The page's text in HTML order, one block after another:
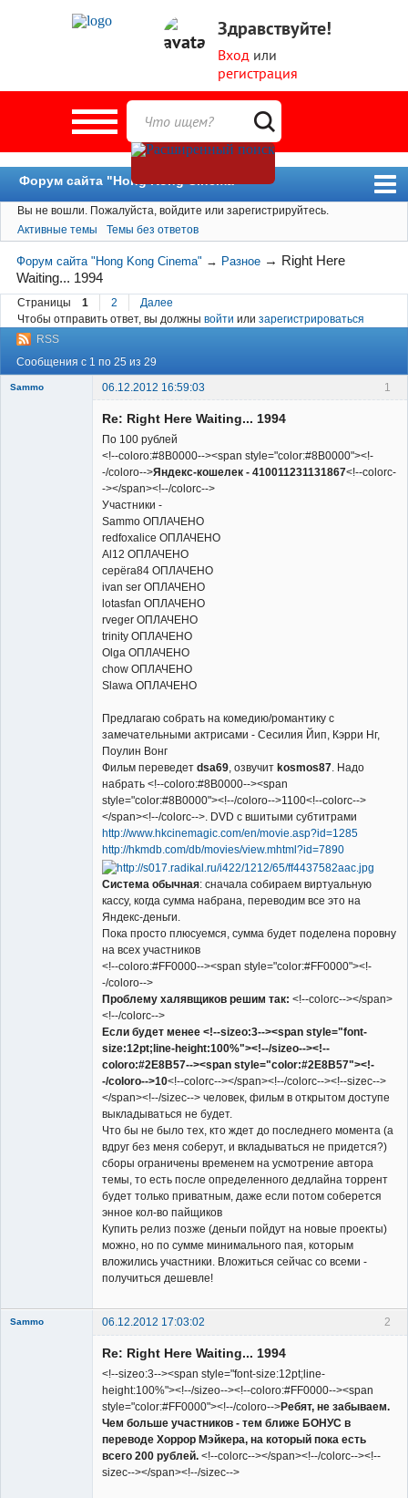
Здравствуйте!
Вход или
регистрация
Форум сайта "Hong Kong Cinema"
Форум
Новости
Пользователи
Поиск
Вы не вошли. Пожалуйста, войдите или зарегистрируйтесь.
Активные темы
Темы без ответов
Форум сайта "Hong Kong Cinema" → Разное → Right Here
Waiting... 1994
Страницы 1 2
Далее
Чтобы отправить ответ, вы должны войти или зарегистрироваться
RSS
Сообщения с 1 по 25 из 29
1
Sammo
06.12.2012 16:59:03
Re: Right Here Waiting... 1994
По 100 рублей
<!--coloro:#8B0000--><span style="color:#8B0000"><!-
-/coloro-->Яндекс-кошелек - 410011231131867<!--colorc-
-></span><!--/colorc-->
Участники -
Sammo ОПЛАЧЕНО
redfoxalice ОПЛАЧЕНО
Al12 ОПЛАЧЕНО
серёга84 ОПЛАЧЕНО
ivan ser ОПЛАЧЕНО
lotasfan ОПЛАЧЕНО
rveger ОПЛАЧЕНО
trinity ОПЛАЧЕНО
Olga ОПЛАЧЕНО
chow ОПЛАЧЕНО
Slawa ОПЛАЧЕНО
Предлагаю собрать на комедию/романтику с
замечательными актрисами - Сесилия Йип, Кэрри Нг,
Поулин Вонг
Фильм переведет dsa69, озвучит kosmos87. Надо
набрать <!--coloro:#8B0000--><span
style="color:#8B0000"><!--/coloro-->1100<!--colorc-->
</span><!--/colorc-->. DVD с вшитыми субтитрами
http://www.hkcinemagic.com/en/movie.asp?id=1285
http://hkmdb.com/db/movies/view.mhtml?id=7890
Система обычная: сначала собираем виртуальную
кассу, когда сумма набрана, переводим все это на
Яндекс-деньги.
Пока просто плюсуемся, сумма будет поделена поровну
на всех участников
<!--coloro:#FF0000--><span style="color:#FF0000"><!-
-/coloro-->
Проблему халявщиков решим так: <!--colorc--></span>
<!--/colorc-->
Если будет менее <!--sizeo:3--><span style="font-
size:12pt;line-height:100%"><!--/sizeo--><!--
coloro:#2E8B57--><span style="color:#2E8B57"><!-
-/coloro-->10<!--colorc--></span><!--/colorc--><!--sizec-->
</span><!--/sizec--> человек, фильм в открытом доступе
выкладываться не будет.
Что бы не было тех, кто ждет до последнего момента (а
вдруг без меня соберут, и вкладываться не придется?)
сборы ограничены временем на усмотрение автора
темы, то есть после определенного дедлайна торрент
будет только приватным, даже если потом соберется
энное кол-во пайщиков
Купить релиз позже (деньги пойдут на новые проекты)
можно, но по сумме минимального пая, которым
вложились участники. Вложиться сейчас со всеми -
получиться дешевле!
2
Sammo
06.12.2012 17:03:02
Re: Right Here Waiting... 1994
<!--sizeo:3--><span style="font-size:12pt;line-
height:100%"><!--/sizeo--><!--coloro:#FF0000--><span
style="color:#FF0000"><!--/coloro-->Ребят, не забываем.
Чем больше участников - тем ближе БОНУС в
переводе Хоррор Мэйкера, на который пока есть
всего 200 рублей. <!--colorc--></span><!--/colorc--><!--
sizec--></span><!--/sizec-->